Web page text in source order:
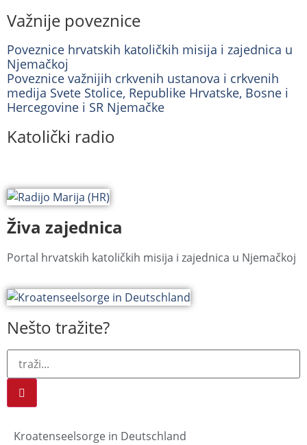
Važnije poveznice
Poveznice hrvatskih katoličkih misija i zajednica u
Njemačkoj
Poveznice važnijih crkvenih ustanova i crkvenih
medija Svete Stolice, Republike Hrvatske, Bosne i
Hercegovine i SR Njemačke
Katolički radio
Živa zajednica
Portal hrvatskih katoličkih misija i zajednica u Njemačkoj
Nešto tražite?
Kroatenseelsorge in Deutschland